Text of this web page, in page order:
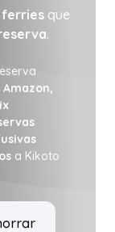
ferries que
.
a Kikoto